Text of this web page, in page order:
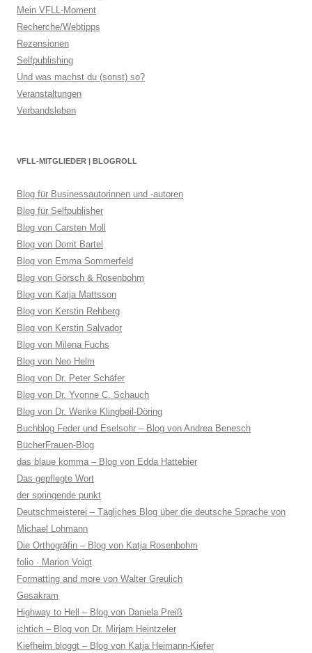
Mein VFLL-Moment
Recherche/Webtipps
Rezensionen
Selfpublishing
Und was machst du (sonst) so?
Veranstaltungen
Verbandsleben
VFLL-MITGLIEDER | BLOGROLL
Blog für Businessautorinnen und -autoren
Blog für Selfpublisher
Blog von Carsten Moll
Blog von Dorrit Bartel
Blog von Emma Sommerfeld
Blog von Görsch & Rosenbohm
Blog von Katja Mattsson
Blog von Kerstin Rehberg
Blog von Kerstin Salvador
Blog von Milena Fuchs
Blog von Neo Helm
Blog von Dr. Peter Schäfer
Blog von Dr. Yvonne C. Schauch
Blog von Dr. Wenke Klingbeil-Döring
Buchblog Feder und Eselsohr – Blog von Andrea Benesch
BücherFrauen-Blog
das blaue komma – Blog von Edda Hattebier
Das gepflegte Wort
der springende punkt
Deutschmeisterei – Tägliches Blog über die deutsche Sprache von
Michael Lohmann
Die Orthogräfin – Blog von Katja Rosenbohm
folio · Marion Voigt
Formatting and more von Walter Greulich
Gesakram
Highway to Hell – Blog von Daniela Preiß
ichtich – Blog von Dr. Mirjam Heintzeler
Kiefheim bloggt – Blog von Katja Heimann-Kiefer